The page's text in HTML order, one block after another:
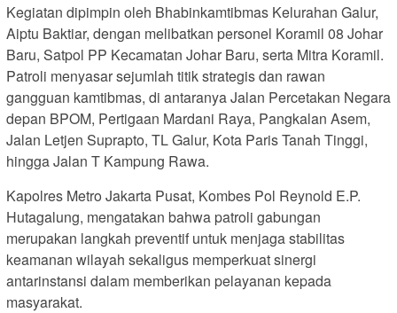
Kegiatan dipimpin oleh Bhabinkamtibmas Kelurahan Galur,
Aiptu Baktiar, dengan melibatkan personel Koramil 08 Johar
Baru, Satpol PP Kecamatan Johar Baru, serta Mitra Koramil.
Patroli menyasar sejumlah titik strategis dan rawan
gangguan kamtibmas, di antaranya Jalan Percetakan Negara
depan BPOM, Pertigaan Mardani Raya, Pangkalan Asem,
Jalan Letjen Suprapto, TL Galur, Kota Paris Tanah Tinggi,
hingga Jalan T Kampung Rawa.
Kapolres Metro Jakarta Pusat, Kombes Pol Reynold E.P.
Hutagalung, mengatakan bahwa patroli gabungan
merupakan langkah preventif untuk menjaga stabilitas
keamanan wilayah sekaligus memperkuat sinergi
antarinstansi dalam memberikan pelayanan kepada
masyarakat.